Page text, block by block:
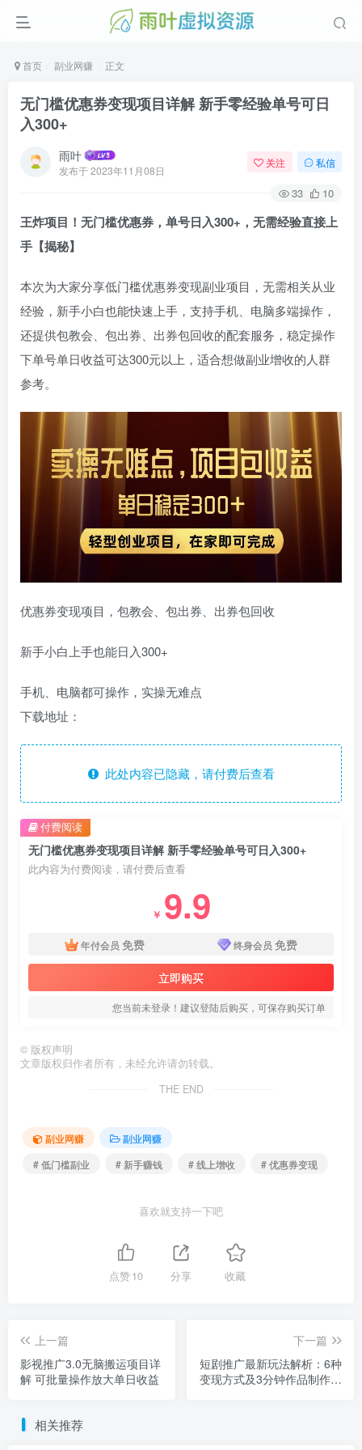
首页 副业网赚 正文
无门槛优惠券变现项目详解 新手零经验单号可日
入300+
雨叶
发布于2023年11月08日
关注 私信
33 10
王炸项目！无门槛优惠券，单号日入300+，无需经验直接上
手【揭秘】
本次为大家分享低门槛优惠券变现副业项目，无需相关从业
经验，新手小白也能快速上手，支持手机、电脑多端操作，
还提供包教会、包出券、出券包回收的配套服务，稳定操作
下单号单日收益可达300元以上，适合想做副业增收的人群
参考。
优惠券变现项目，包教会、包出券、出券包回收
新手小白上手也能日入300+
手机、电脑都可操作，实操无难点
下载地址：
此处内容已隐藏，请付费后查看
无门槛优惠券变现项目详解 新手零经验单号可日入300+
此内容为付费阅读，请付费后查看
￥ 9.9
年付会员 免费 终身会员 免费
立即购买
您当前未登录！建议登陆后购买，可保存购买订单
付费阅读
© 版权声明
文章版权归作者所有，未经允许请勿转载。
THE END
副业网赚
副业网赚
# 低门槛副业
# 新手赚钱 # 线上增收 # 优惠券变现
喜欢就支持一下吧
点赞10 分享 收藏
上一篇
影视推广3.0无脑搬运项目详
解 可批量操作放大单日收益
下一篇
短剧推广最新玩法解析：6种
变现方式及3分钟作品制作教
相关推荐